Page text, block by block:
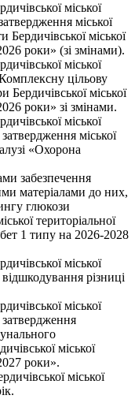
міської
міської
Бердичівської міської
роки» (зі змінами).
міської
цільову
Бердичівської міської
роки» зі змінами.
міської
міської
«Охорона
забезпечення
матеріалами до них,
глюкози
територіальної
1 типу на 2026-2028
міської
різниці
міської
міської
роки».
міської